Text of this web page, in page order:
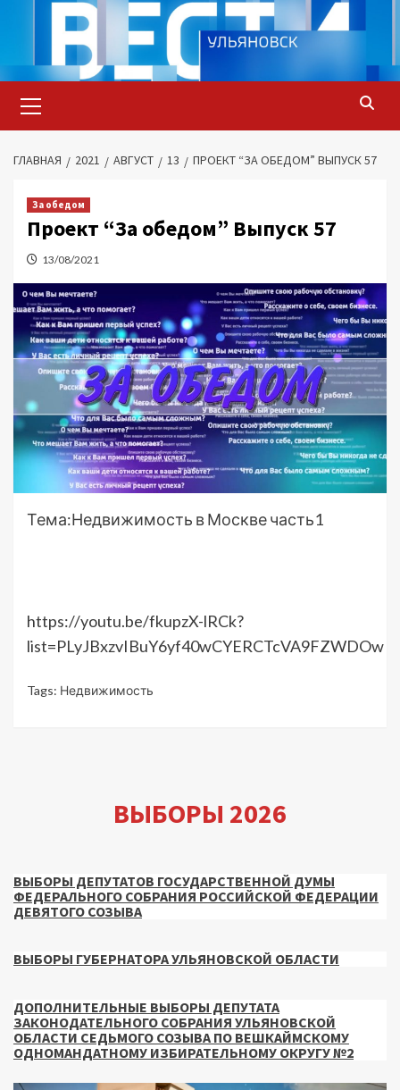
содержимому
меню
ГЛАВНАЯ 2021 АВГУСТ 13 ПРОЕКТ “ЗА ОБЕДОМ” ВЫПУСК 57
За обедом
Проект “За обедом” Выпуск 57
13/08/2021
Тема:Недвижимость в Москве часть1
https://youtu.be/fkupzX-lRCk?
list=PLyJBxzvIBuY6yf40wCYERCTcVA9FZWDOw
Tags: Недвижимость
ВЫБОРЫ 2026
ВЫБОРЫ ДЕПУТАТОВ ГОСУДАРСТВЕННОЙ ДУМЫ
ФЕДЕРАЛЬНОГО СОБРАНИЯ РОССИЙСКОЙ ФЕДЕРАЦИИ
ДЕВЯТОГО СОЗЫВА
ВЫБОРЫ ГУБЕРНАТОРА УЛЬЯНОВСКОЙ ОБЛАСТИ
ДОПОЛНИТЕЛЬНЫЕ ВЫБОРЫ ДЕПУТАТА
ЗАКОНОДАТЕЛЬНОГО СОБРАНИЯ УЛЬЯНОВСКОЙ
ОБЛАСТИ СЕДЬМОГО СОЗЫВА ПО ВЕШКАЙМСКОМУ
ОДНОМАНДАТНОМУ ИЗБИРАТЕЛЬНОМУ ОКРУГУ №2